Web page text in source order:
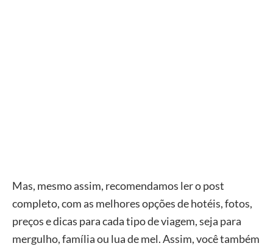
Mas, mesmo assim, recomendamos ler o post
completo, com as melhores opções de hotéis, fotos,
preços e dicas para cada tipo de viagem, seja para
mergulho, família ou lua de mel. Assim, você também